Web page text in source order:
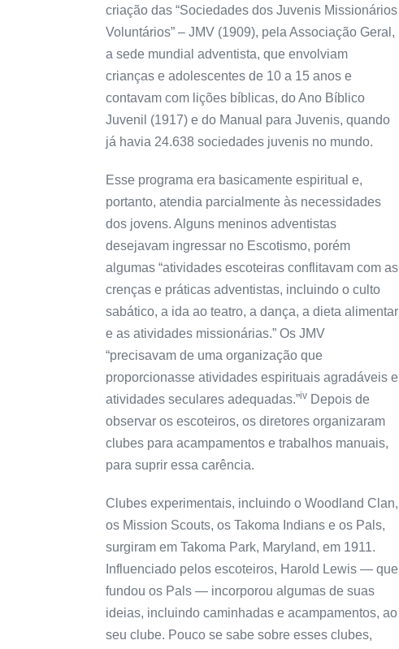
criação das “Sociedades dos Juvenis Missionários
Voluntários” – JMV (1909), pela Associação Geral,
a sede mundial adventista, que envolviam
crianças e adolescentes de 10 a 15 anos e
contavam com lições bíblicas, do Ano Bíblico
Juvenil (1917) e do Manual para Juvenis, quando
já havia 24.638 sociedades juvenis no mundo.
Esse programa era basicamente espiritual e,
portanto, atendia parcialmente às necessidades
dos jovens. Alguns meninos adventistas
desejavam ingressar no Escotismo, porém
algumas “atividades escoteiras conflitavam com as
crenças e práticas adventistas, incluindo o culto
sabático, a ida ao teatro, a dança, a dieta alimentar
e as atividades missionárias.” Os JMV
“precisavam de uma organização que
proporcionasse atividades espirituais agradáveis ​​e
atividades seculares adequadas.”ivDepois de
observar os escoteiros, os diretores organizaram
clubes para acampamentos e trabalhos manuais,
para suprir essa carência.
Clubes experimentais, incluindo o Woodland Clan,
os Mission Scouts, os Takoma Indians e os Pals,
surgiram em Takoma Park, Maryland, em 1911.
Influenciado pelos escoteiros, Harold Lewis — que
fundou os Pals — incorporou algumas de suas
ideias, incluindo caminhadas e acampamentos, ao
seu clube. Pouco se sabe sobre esses clubes,